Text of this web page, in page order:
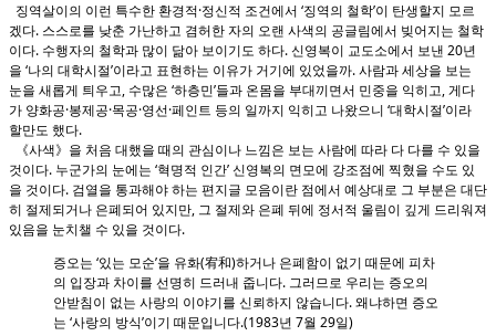
징역살이의 이런 특수한 환경적·정신적 조건에서 ‘징역의 철학’이 탄생할지 모르
겠다. 스스로를 낮춘 가난하고 겸허한 자의 오랜 사색의 공글림에서 빚어지는 철학
이다. 수행자의 철학과 많이 닮아 보이기도 하다. 신영복이 교도소에서 보낸 20년
을 ‘나의 대학시절’이라고 표현하는 이유가 거기에 있었을까. 사람과 세상을 보는
눈을 새롭게 틔우고, 수많은 ‘하층민’들과 온몸을 부대끼면서 민중을 익히고, 게다
가 양화공·봉제공·목공·영선·페인트 등의 일까지 익히고 나왔으니 ‘대학시절’이라
할만도 했다.
《사색》을 처음 대했을 때의 관심이나 느낌은 보는 사람에 따라 다 다를 수 있을
것이다. 누군가의 눈에는 ‘혁명적 인간’ 신영복의 면모에 강조점에 찍혔을 수도 있
을 것이다. 검열을 통과해야 하는 편지글 모음이란 점에서 예상대로 그 부분은 대단
히 절제되거나 은폐되어 있지만, 그 절제와 은폐 뒤에 정서적 울림이 깊게 드리워져
있음을 눈치챌 수 있을 것이다.
증오는 ‘있는 모순’을 유화(宥和)하거나 은폐함이 없기 때문에 피차
의 입장과 차이를 선명히 드러내 줍니다. 그러므로 우리는 증오의
안받침이 없는 사랑의 이야기를 신뢰하지 않습니다. 왜냐하면 증오
는 ‘사랑의 방식’이기 때문입니다.(1983년 7월 29일)